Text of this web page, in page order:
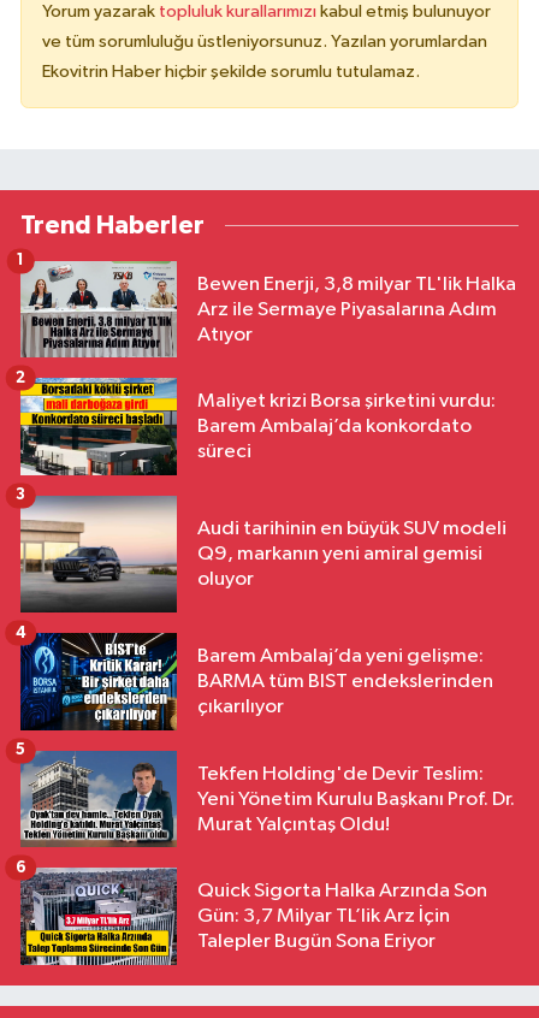
Yorum yazarak topluluk kurallarımızı kabul etmiş bulunuyor
ve tüm sorumluluğu üstleniyorsunuz. Yazılan yorumlardan
Ekovitrin Haber hiçbir şekilde sorumlu tutulamaz.
Trend Haberler
Bewen Enerji, 3,8 milyar TL'lik Halka
Arz ile Sermaye Piyasalarına Adım
Atıyor
1
Maliyet krizi Borsa şirketini vurdu:
Barem Ambalaj’da konkordato
süreci
2
Audi tarihinin en büyük SUV modeli
Q9, markanın yeni amiral gemisi
oluyor
3
Barem Ambalaj’da yeni gelişme:
BARMA tüm BIST endekslerinden
çıkarılıyor
4
Tekfen Holding'de Devir Teslim:
Yeni Yönetim Kurulu Başkanı Prof. Dr.
Murat Yalçıntaş Oldu!
5
Quick Sigorta Halka Arzında Son
Gün: 3,7 Milyar TL’lik Arz İçin
Talepler Bugün Sona Eriyor
6